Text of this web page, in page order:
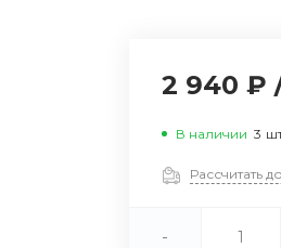
2 940 ₽
В наличии 3
Рассчитать
-